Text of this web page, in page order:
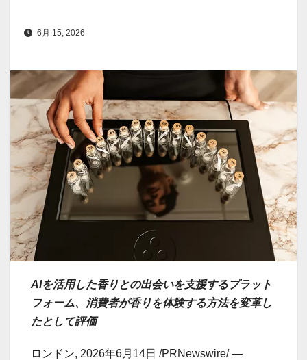
6月 15, 2026
AIを活用した香りとの出会いを支援するプラット
フォーム、消費者が香りを体験する方法を変革し
たとして評価
ロンドン, 2026年6月14日 /PRNewswire/ —